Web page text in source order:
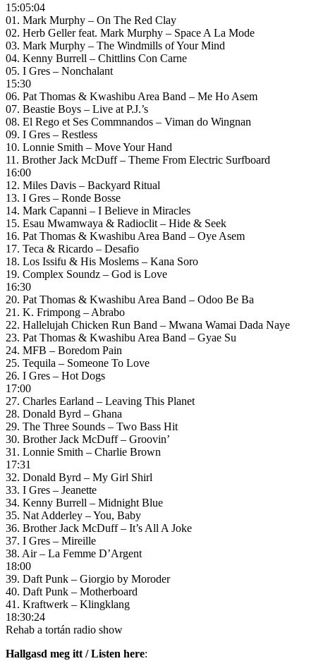
15:05:04
01. Mark Murphy – On The Red Clay
02. Herb Geller feat. Mark Murphy – Space A La Mode
03. Mark Murphy – The Windmills of Your Mind
04. Kenny Burrell – Chittlins Con Carne
05. I Gres – Nonchalant
15:30
06. Pat Thomas & Kwashibu Area Band – Me Ho Asem
07. Beastie Boys – Live at P.J.’s
08. El Rego et Ses Commnandos – Viman do Wingnan
09. I Gres – Restless
10. Lonnie Smith – Move Your Hand
11. Brother Jack McDuff – Theme From Electric Surfboard
16:00
12. Miles Davis – Backyard Ritual
13. I Gres – Ronde Bosse
14. Mark Capanni – I Believe in Miracles
15. Esau Mwamwaya & Radioclit – Hide & Seek
16. Pat Thomas & Kwashibu Area Band – Oye Asem
17. Teca & Ricardo – Desafio
18. Los Issifu & His Moslems – Kana Soro
19. Complex Soundz – God is Love
16:30
20. Pat Thomas & Kwashibu Area Band – Odoo Be Ba
21. K. Frimpong – Abrabo
22. Hallelujah Chicken Run Band – Mwana Wamai Dada Naye
23. Pat Thomas & Kwashibu Area Band – Gyae Su
24. MFB – Boredom Pain
25. Tequila – Someone To Love
26. I Gres – Hot Dogs
17:00
27. Charles Earland – Leaving This Planet
28. Donald Byrd – Ghana
29. The Three Sounds – Two Bass Hit
30. Brother Jack McDuff – Groovin’
31. Lonnie Smith – Charlie Brown
17:31
32. Donald Byrd – My Girl Shirl
33. I Gres – Jeanette
34. Kenny Burrell – Midnight Blue
35. Nat Adderley – You, Baby
36. Brother Jack McDuff – It’s All A Joke
37. I Gres – Mireille
38. Air – La Femme D’Argent
18:00
39. Daft Punk – Giorgio by Moroder
40. Daft Punk – Motherboard
41. Kraftwerk – Klingklang
18:30:24
Rehab a tortán radio show
Hallgasd meg itt / Listen here: